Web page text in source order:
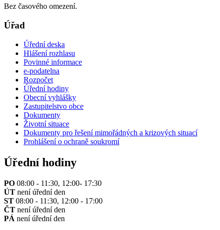
Bez časového omezení.
Úřad
Úřední deska
Hlášení rozhlasu
Povinné informace
e-podatelna
Rozpočet
Úřední hodiny
Obecní vyhlášky
Zastupitelstvo obce
Dokumenty
Životní situace
Dokumenty pro řešení mimořádných a krizových situací
Prohlášení o ochraně soukromí
Úřední hodiny
PO 08:00 - 11:30, 12:00- 17:30
ÚT není úřední den
ST 08:00 - 11:30, 12:00 - 17:00
ČT není úřední den
PÁ není úřední den